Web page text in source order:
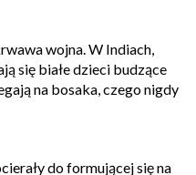
wojna. W Indiach,
się białe dzieci budzące
na bosaka, czego nigdy
do formującej się na